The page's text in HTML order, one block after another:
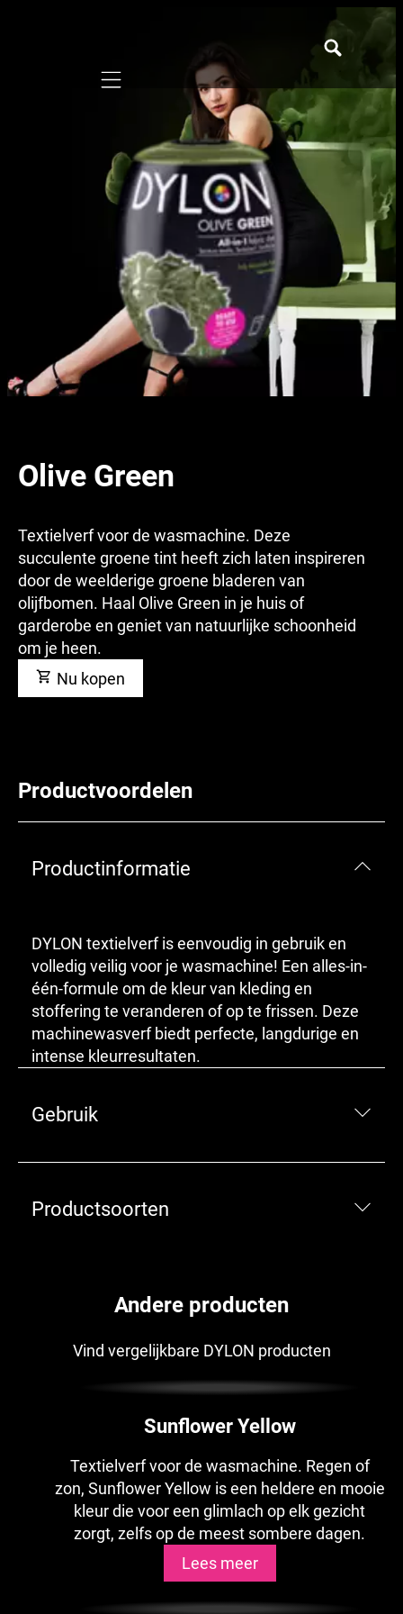
Mobile navigation
Olive Green
Textielverf voor de wasmachine. Deze
succulente groene tint heeft zich laten inspireren
door de weelderige groene bladeren van
olijfbomen. Haal Olive Green in je huis of
garderobe en geniet van natuurlijke schoonheid
om je heen.
Nu kopen
Productvoordelen
Productinformatie
DYLON textielverf is eenvoudig in gebruik en
volledig veilig voor je wasmachine! Een alles-in-
één-formule om de kleur van kleding en
stoffering te veranderen of op te frissen. Deze
machinewasverf biedt perfecte, langdurige en
intense kleurresultaten.
Gebruik
Productsoorten
Andere producten
Vind vergelijkbare DYLON producten
Sunflower Yellow
Textielverf voor de wasmachine. Regen of
zon, Sunflower Yellow is een heldere en mooie
kleur die voor een glimlach op elk gezicht
zorgt, zelfs op de meest sombere dagen.
Lees meer